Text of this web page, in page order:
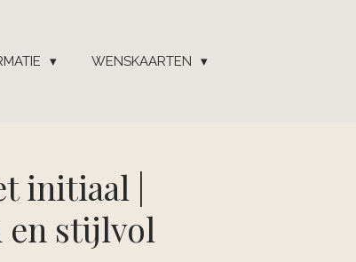
WENSKAARTEN
initiaal |
stijlvol